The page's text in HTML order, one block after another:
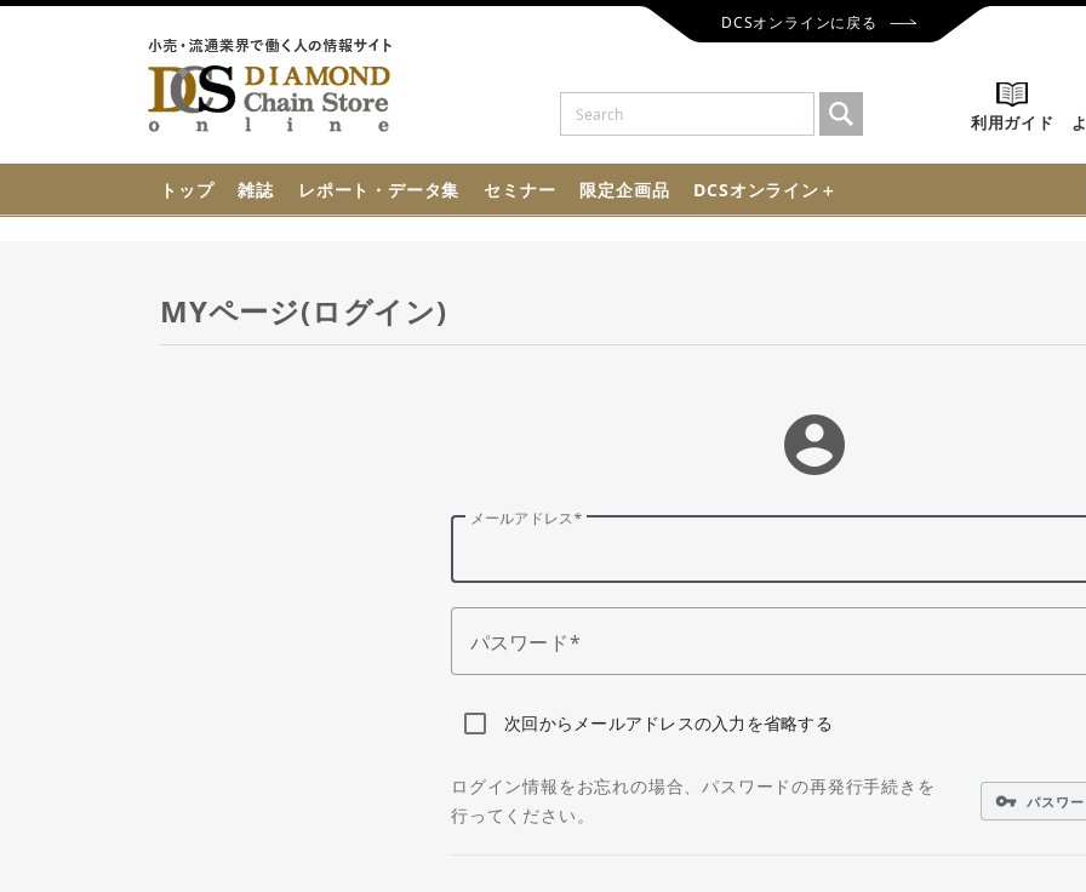
DCSオンラインに戻る
利用ガイド
トップ 雑誌 レポート・データ集 セミナー 限定企画品 DCSオンライン＋
MYページ(ログイン)
account_circle
メールアドレス
パスワード
次回からメールアドレスの入力を省略する
ログイン情報をお忘れの場合、パスワードの再発行手続きを
行ってください。
vpn_key パスワ